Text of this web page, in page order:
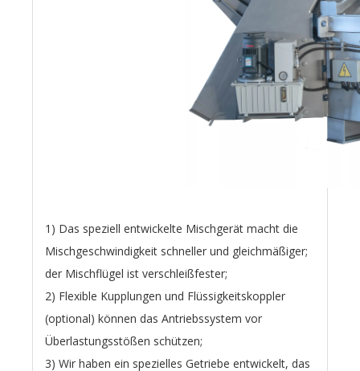
1) Das speziell entwickelte Mischgerät macht die
Mischgeschwindigkeit schneller und gleichmäßiger;
der Mischflügel ist verschleißfester;
2) Flexible Kupplungen und Flüssigkeitskoppler
(optional) können das Antriebssystem vor
Überlastungsstößen schützen;
3) Wir haben ein spezielles Getriebe entwickelt, das